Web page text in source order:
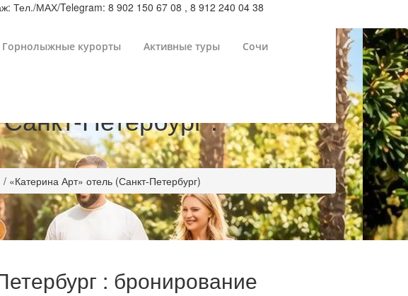
Тел./МАХ/Telegram: 8 902 150 67 08 , 8 912 240 04 38
Горнолыжные курорты Активные туры Сочи
Петербург :
«Катерина Арт» отель (Санкт-Петербург)
: бронирование